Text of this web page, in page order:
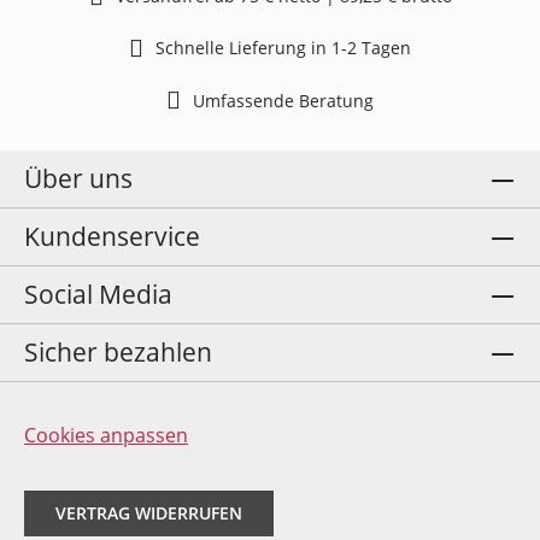
Schnelle Lieferung in 1-2 Tagen
Umfassende Beratung
Über uns
Kundenservice
Social Media
Sicher bezahlen
Cookies anpassen
VERTRAG WIDERRUFEN